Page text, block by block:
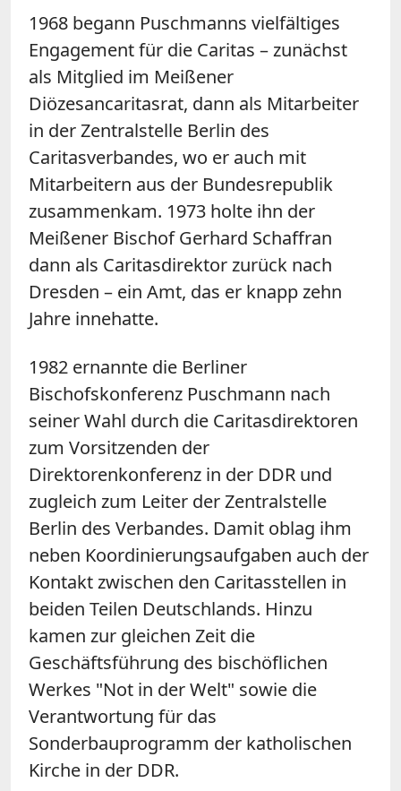
1968 begann Puschmanns vielfältiges
Engagement für die Caritas – zunächst
als Mitglied im Meißener
Diözesancaritasrat, dann als Mitarbeiter
in der Zentralstelle Berlin des
Caritasverbandes, wo er auch mit
Mitarbeitern aus der Bundesrepublik
zusammenkam. 1973 holte ihn der
Meißener Bischof Gerhard Schaffran
dann als Caritasdirektor zurück nach
Dresden – ein Amt, das er knapp zehn
Jahre innehatte.
1982 ernannte die Berliner
Bischofskonferenz Puschmann nach
seiner Wahl durch die Caritasdirektoren
zum Vorsitzenden der
Direktorenkonferenz in der DDR und
zugleich zum Leiter der Zentralstelle
Berlin des Verbandes. Damit oblag ihm
neben Koordinierungsaufgaben auch der
Kontakt zwischen den Caritasstellen in
beiden Teilen Deutschlands. Hinzu
kamen zur gleichen Zeit die
Geschäftsführung des bischöflichen
Werkes "Not in der Welt" sowie die
Verantwortung für das
Sonderbauprogramm der katholischen
Kirche in der DDR.